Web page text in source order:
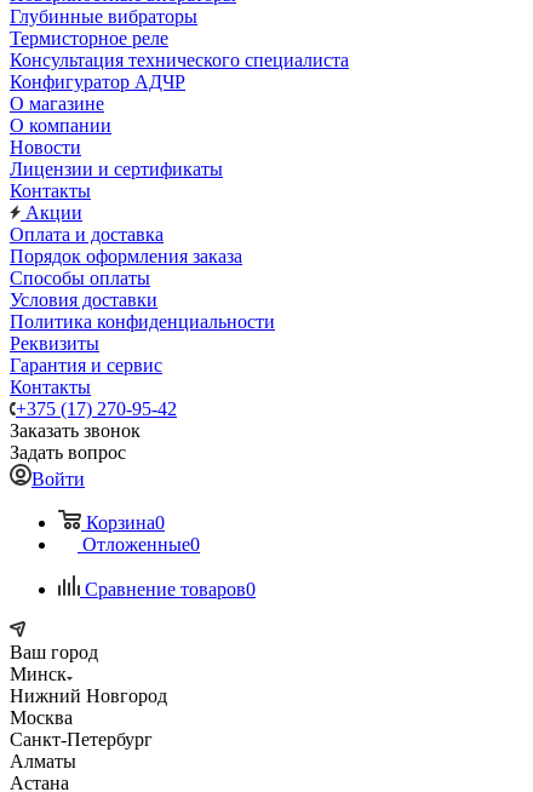
Глубинные вибраторы
Термисторное реле
Консультация технического специалиста
Конфигуратор АДЧР
О магазине
О компании
Новости
Лицензии и сертификаты
Контакты
Акции
Оплата и доставка
Порядок оформления заказа
Способы оплаты
Условия доставки
Политика конфиденциальности
Реквизиты
Гарантия и сервис
Контакты
+375 (17) 270-95-42
Заказать звонок
Задать вопрос
Войти
Корзина0
Отложенные0
Сравнение товаров0
Ваш город
Минск
Нижний Новгород
Москва
Санкт-Петербург
Алматы
Астана